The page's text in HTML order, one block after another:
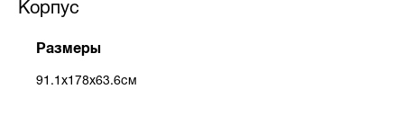
Корпус
Размеры
91.1x178x63.6см